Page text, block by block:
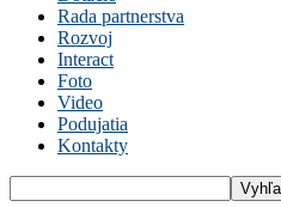
Rada partnerstva
Rozvoj
Interact
Foto
Video
Podujatia
Kontakty